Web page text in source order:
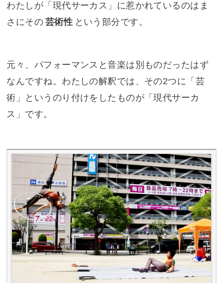
わたしが「現代サーカス」に惹かれているのはま
さにその 芸術性 という部分です。
元々、パフォーマンスと音楽は別ものだったはず
なんですね。わたしの解釈では、その2つに「芸
術」というのり付けをしたものが「現代サーカ
ス」です。